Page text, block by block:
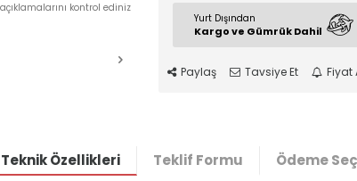
kontrol ediniz
Yurt Dışından
Kargo ve Gümrük Dahil
Paylaş Tavsiye Et Fiyat
Özellikleri Teklif Formu Ödeme